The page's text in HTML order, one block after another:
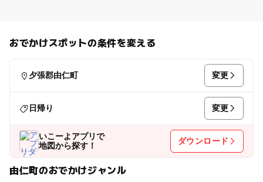
おでかけスポットの条件を変える
夕張郡由仁町 変更
日帰り 変更
いこーよアプリで
地図から探す！
ダウンロード
由仁町のおでかけジャンル